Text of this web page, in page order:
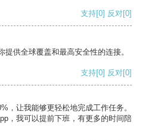
支持[0] 反对[0]
供全球覆盖和最高安全性的连接。
支持[0] 反对[0]
，让我能够更轻松地完成工作任务。
，我可以提前下班，有更多的时间陪